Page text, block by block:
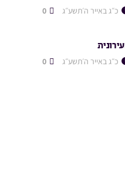
כ״ג באייר ה׳תשע״ג
כ״ג באייר ה׳תשע״ג